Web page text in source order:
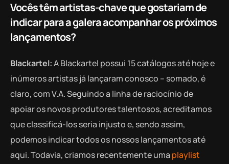
Vocêstêmartistas-chave que gostariam de
indicar para a galera acompanhar os próximos
lançamentos?
Blackartel:A Blackartel possui 15 catálogos até hoje e
inúmeros artistas já lançaram conosco – somado, é
claro, com V.A. Seguindo a linha de raciocínio de
apoiar os novos produtores talentosos, acreditamos
que classificá-los seria injusto e, sendo assim,
podemos indicar todos os nossos lançamentos até
aqui. Todavia, criamos recentemente uma playlist